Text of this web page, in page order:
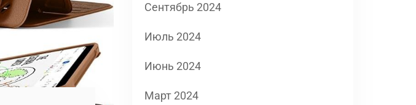
Сентябрь 2024
Июль 2024
Июнь 2024
Март 2024